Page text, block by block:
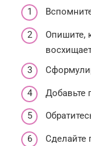
Опишите,
Добавьте
Сделайте